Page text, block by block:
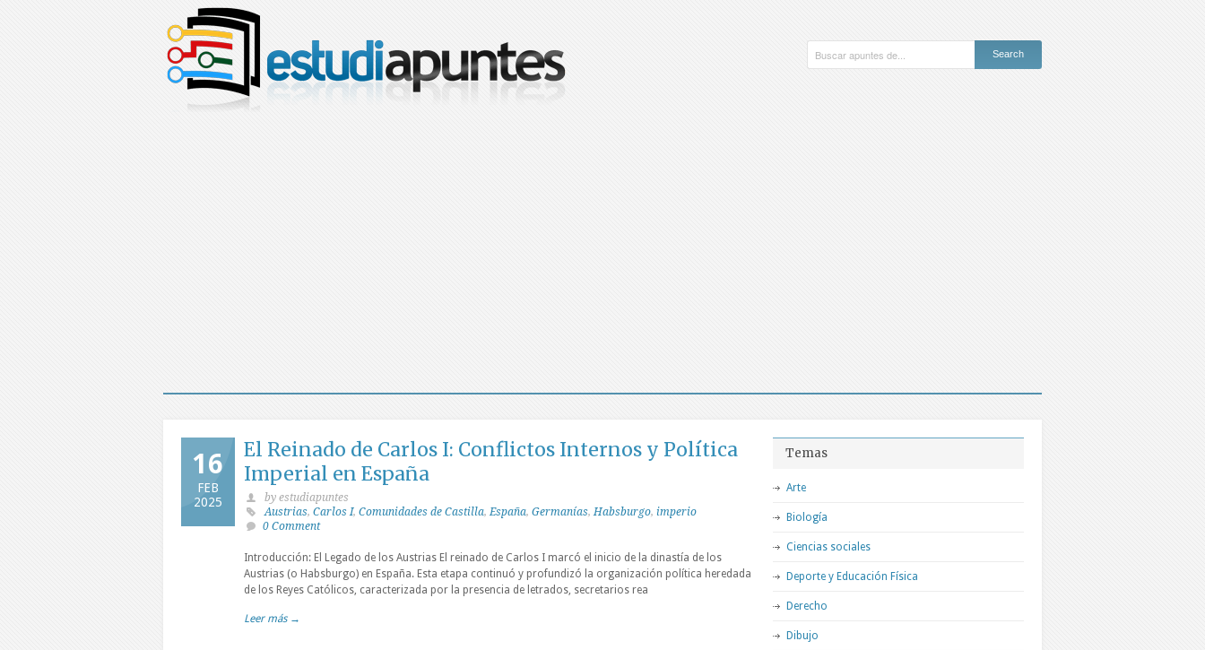
16
FEB
2025
El Reinado de Carlos I: Conflictos Internos y Política
Imperial en España
by estudiapuntes
Austrias, Carlos I, Comunidades de Castilla,España, Germanías,Habsburgo, imperio
0 Comment
Introducción: El Legado de los Austrias El reinado de Carlos I marcó el inicio de la dinastía de los
Austrias (o Habsburgo) en España. Esta etapa continuó y profundizó la organización política heredada
de los Reyes Católicos, caracterizada por la presencia de letrados, secretarios rea
Leer más →
Temas
Arte
Biología
Ciencias sociales
Deporte y Educación Física
Derecho
Dibujo